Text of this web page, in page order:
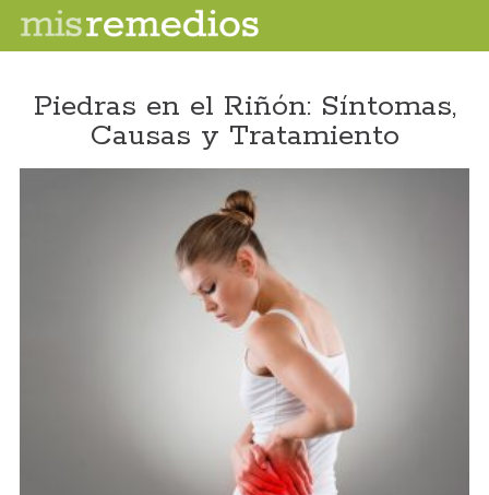
Piedras en el Riñón: Síntomas,
Causas y Tratamiento